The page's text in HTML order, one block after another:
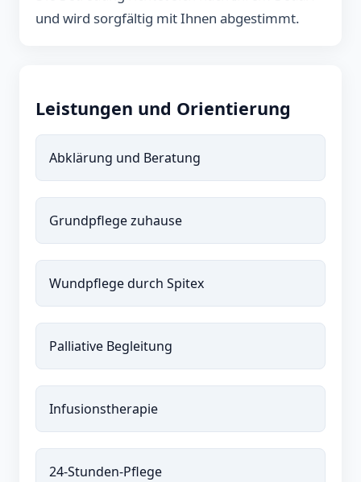
und wird sorgfältig mit Ihnen abgestimmt.
Leistungen und Orientierung
Abklärung und Beratung
Grundpflege zuhause
Wundpflege durch Spitex
Palliative Begleitung
Infusionstherapie
24-Stunden-Pflege